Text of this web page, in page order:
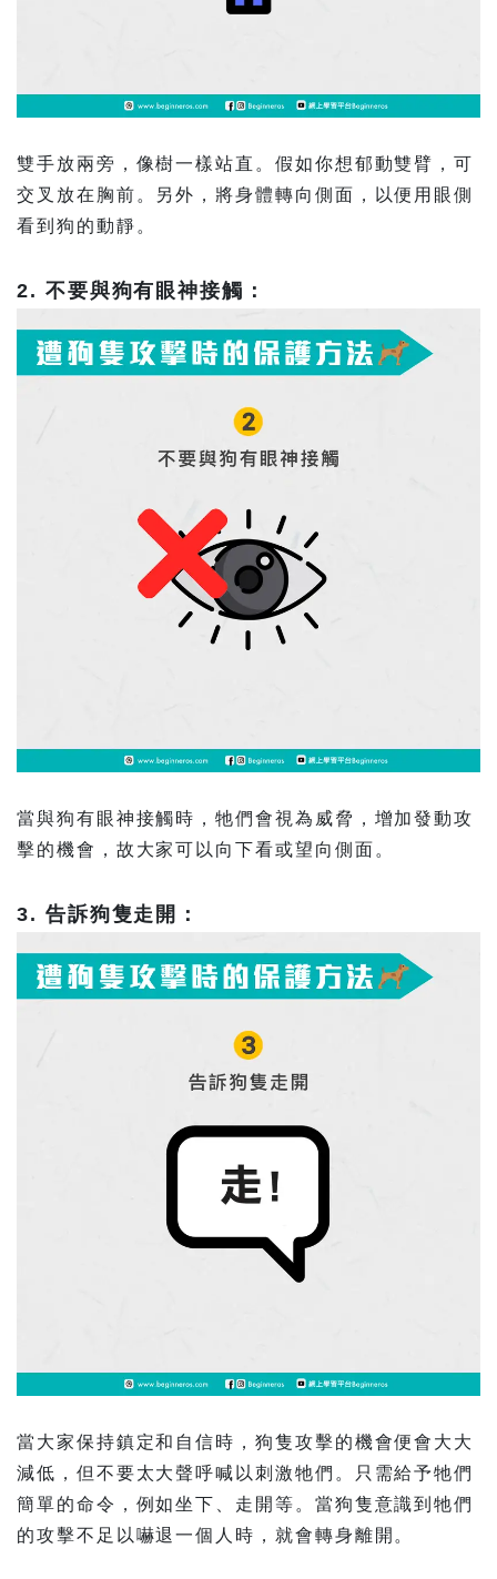
雙手放兩旁，像樹一樣站直。假如你想郁動雙臂，可
交叉放在胸前。另外，將身體轉向側面，以便用眼側
看到狗的動靜。
2. 不要與狗有眼神接觸：
當與狗有眼神接觸時，牠們會視為威脅，增加發動攻
擊的機會，故大家可以向下看或望向側面。
3. 告訴狗隻走開：
當大家保持鎮定和自信時，狗隻攻擊的機會便會大大
減低，但不要太大聲呼喊以刺激牠們。只需給予牠們
簡單的命令，例如坐下、走開等。當狗隻意識到牠們
的攻擊不足以嚇退一個人時，就會轉身離開。